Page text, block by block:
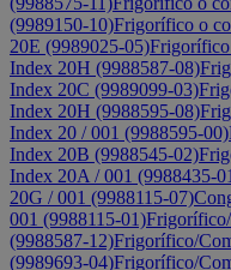
(9989150-10)Frigorífico o
20E (9989025-05)
Index 20H (9988587-08)
Index 20C (9989099-03)
Index 20H (9988595-08)
Index 20 / 001 (9988595-00)
Index 20B (9988545-02)
Index 20A / 001 (9988435-
20G / 001 (9988115-07)
001 (9988115-01)
(9988587-12)Frigorífico/
(9989693-04)Frigorífico/